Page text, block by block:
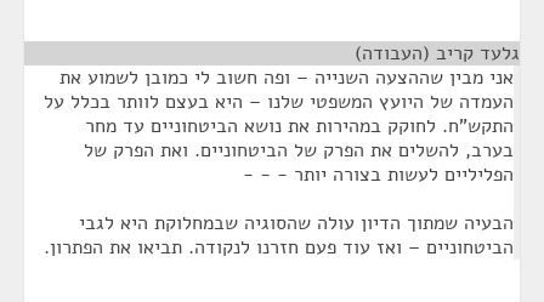
גלעד קריב (העבודה)
אני מבין שההצעה השנייה – ופה חשוב לי כמובן לשמוע את
העמדה של היועץ המשפטי שלנו – היא בעצם לוותר בכלל על
התקש"ח. לחוקק במהירות את נושא הביטחוניים עד מחר
בערב, להשלים את הפרק של הביטחוניים. ואת הפרק של
הפליליים לעשות בצורה יותר - - -
הבעיה שמתוך הדיון עולה שהסוגיה שבמחלוקת היא לגבי
הביטחוניים – ואז עוד פעם חזרנו לנקודה. תביאו את הפתרון.